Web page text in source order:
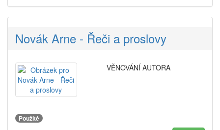
Novák Arne - Řeči a proslovy
VĚNOVÁNÍ AUTORA
Použité